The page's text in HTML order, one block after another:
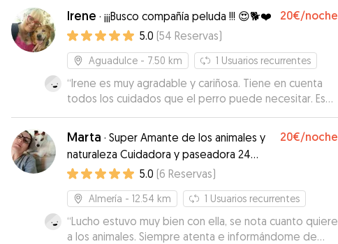
seguro!!!
Irene · ¡¡¡Busco compañía peluda !!! 😍🐕❤️ 20€/noche
5.0 (54 Reservas)
Aguadulce - 7.50 km 1 Usuarios recurrentes
“Irene es muy agradable y cariñosa. Tiene en cuenta
todos los cuidados que el perro puede necesitar. Es
también muy cariñosa con los perritos.”
Marta · Super Amante de los animales y
naturaleza Cuidadora y paseadora 24
horas
20€/noche
5.0 (6 Reservas)
Almería - 12.54 km 1 Usuarios recurrentes
“Lucho estuvo muy bien con ella, se nota cuanto quiere
a los animales. Siempre atenta e informándome de